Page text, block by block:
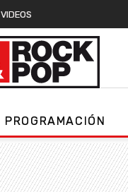
VIDEOS
PROGRAMACIÓN